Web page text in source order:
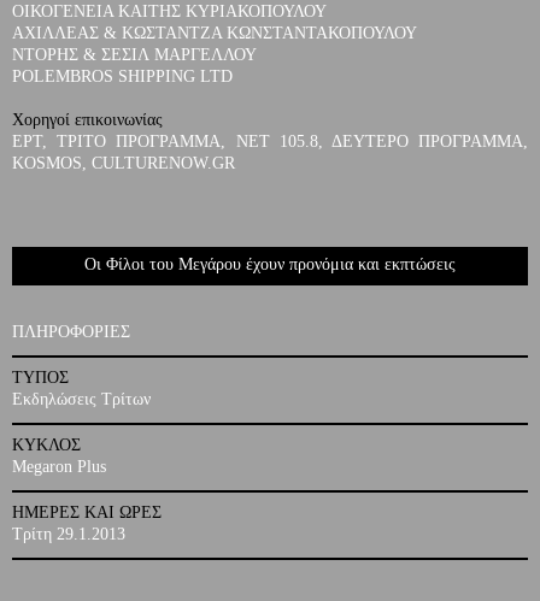
ΟΙΚΟΓΕΝΕΙΑ ΚΑΙΤΗΣ ΚΥΡΙΑΚΟΠΟΥΛΟΥ
ΑΧΙΛΛΕΑΣ & ΚΩΣΤΑΝΤΖΑ ΚΩΝΣΤΑΝΤΑΚΟΠΟΥΛΟΥ
ΝΤΟΡΗΣ & ΣΕΣΙΛ ΜΑΡΓΕΛΛΟΥ
POLEMBROS SHIPPING LTD
Χορηγοί επικοινωνίας
ΕΡΤ, ΤΡΙΤΟ ΠΡΟΓΡΑΜΜΑ, ΝΕΤ 105.8, ΔΕΥΤΕΡΟ ΠΡΟΓΡΑΜΜΑ,
KOSMOS, CULTURENOW.GR
Οι Φίλοι του Μεγάρου έχουν προνόμια και εκπτώσεις
ΠΛΗΡΟΦΟΡΙΕΣ
ΤΥΠΟΣ
Εκδηλώσεις Τρίτων
ΚΥΚΛΟΣ
Megaron Plus
ΗΜΕΡΕΣ ΚΑΙ ΩΡΕΣ
Τρίτη 29.1.2013